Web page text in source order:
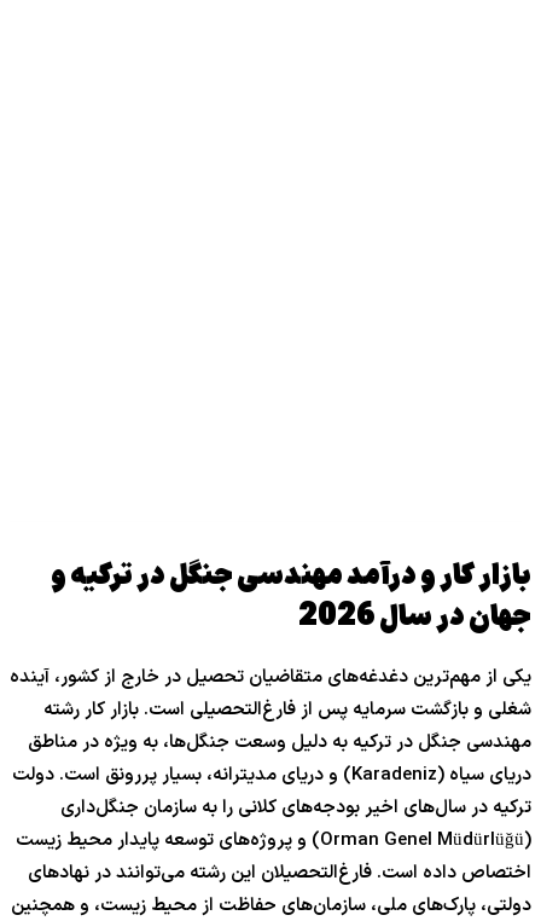
بازار کار و درآمد مهندسی جنگل در ترکیه و
جهان در سال 2026
یکی از مهم‌ترین دغدغه‌های متقاضیان تحصیل در خارج از کشور، آینده
شغلی و بازگشت سرمایه پس از فارغ‌التحصیلی است. بازار کار رشته
مهندسی جنگل در ترکیه به دلیل وسعت جنگل‌ها، به ویژه در مناطق
دریای سیاه (Karadeniz) و دریای مدیترانه، بسیار پررونق است. دولت
ترکیه در سال‌های اخیر بودجه‌های کلانی را به سازمان جنگل‌داری
(Orman Genel Müdürlüğü) و پروژه‌های توسعه پایدار محیط زیست
اختصاص داده است. فارغ‌التحصیلان این رشته می‌توانند در نهادهای
دولتی، پارک‌های ملی، سازمان‌های حفاظت از محیط زیست، و همچنین